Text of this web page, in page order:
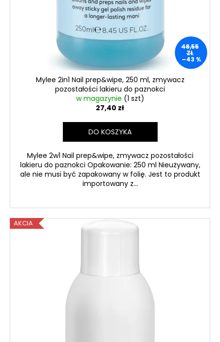
48,55
ZŁ
–43 %
Mylee 2in1 Nail prep&wipe, 250 ml, zmywacz
pozostałości lakieru do paznokci
w magazynie (1 szt)
27,40 zł
DO KOSZYKA
Mylee 2w1 Nail prep&wipe, zmywacz pozostałości
lakieru do paznokci Opakowanie: 250 ml Nieużywany,
ale nie musi być zapakowany w folię. Jest to produkt
importowany z...
AKCIA